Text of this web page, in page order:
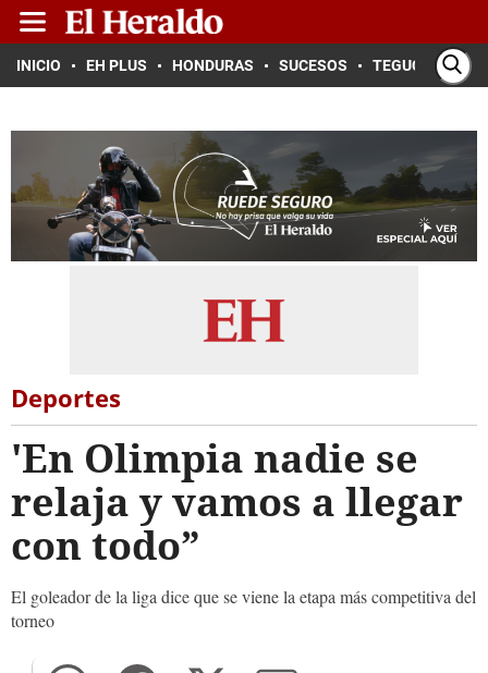
INICIO EH PLUS HONDURAS SUCESOS TEGUCIGALPA
Deportes
'En Olimpia nadie se
relaja y vamos a llegar
con todo”
El goleador de la liga dice que se viene la etapa más competitiva del
torneo